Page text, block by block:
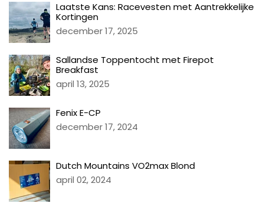
Laatste Kans: Racevesten met Aantrekkelijke
Kortingen
december 17, 2025
Sallandse Toppentocht met Firepot
Breakfast
april 13, 2025
Fenix E-CP
december 17, 2024
Dutch Mountains VO2max Blond
april 02, 2024